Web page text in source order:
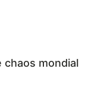
chaos mondial